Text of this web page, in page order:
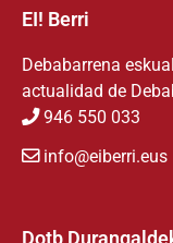
EI! Berri
Debabarrena
actualidad de
946 550 033
info@eiberri.eus
Dotb